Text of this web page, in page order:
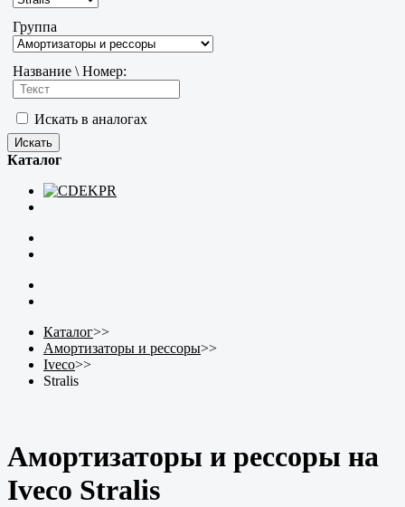
Группа
Название \ Номер:
Искать в аналогах
Каталог
Каталог>>
Амортизаторы и рессоры>>
Iveco>>
Stralis
Амортизаторы и рессоры на
Iveco Stralis